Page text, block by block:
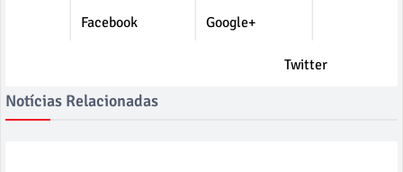
Facebook Google+
Twitter
Notícias Relacionadas